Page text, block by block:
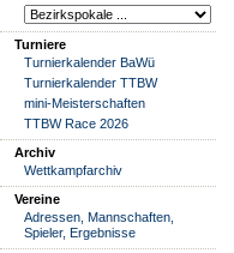
Turniere
Turnierkalender BaWü
Turnierkalender TTBW
mini-Meisterschaften
TTBW Race 2026
Archiv
Wettkampfarchiv
Vereine
Adressen, Mannschaften,
Spieler, Ergebnisse